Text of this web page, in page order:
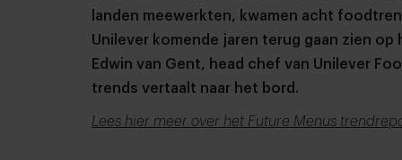
landen meewerkten, kwamen acht
Unilever komende jaren terug gaan zien
Edwin van Gent, head chef van Unilever
trends vertaalt naar het bord.
Lees hier meer over het Future Menus